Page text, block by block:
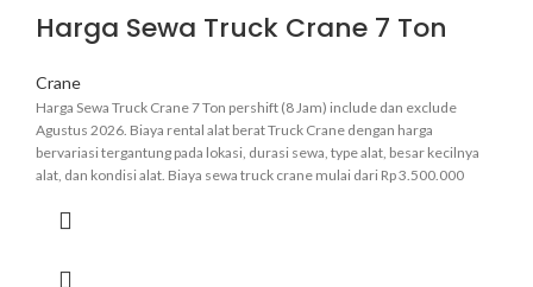
Harga Sewa Truck Crane 7 Ton
Crane
Harga Sewa Truck Crane 7 Ton pershift (8 Jam) include dan exclude
Agustus 2026. Biaya rental alat berat Truck Crane dengan harga
bervariasi tergantung pada lokasi, durasi sewa, type alat, besar kecilnya
alat, dan kondisi alat. Biaya sewa truck crane mulai dari Rp 3.500.000